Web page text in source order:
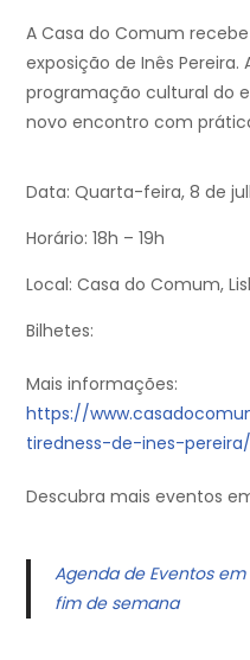
A Casa do Comum recebe
exposição de Inês
programação cultural do
novo encontro com
Data: Quarta-feira, 8 de
Horário: 18h – 19h
Local: Casa do Comum,
Bilhetes:
Mais informações:
https://
tiredness-de-ines-pereira/
Descubra mais eventos
Agenda de Eventos
fim de semana